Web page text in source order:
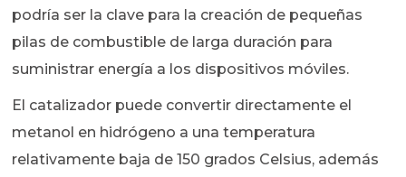
podría ser la clave para la creación de pequeñas
pilas de combustible de larga duración para
suministrar energía a los dispositivos móviles.
El catalizador puede convertir directamente el
metanol en hidrógeno a una temperatura
relativamente baja de 150 grados Celsius, además